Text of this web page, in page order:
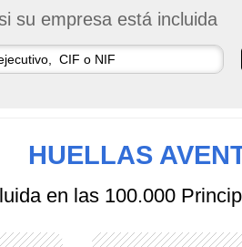
su empresa está incluida
HUELLAS
en las 100.000